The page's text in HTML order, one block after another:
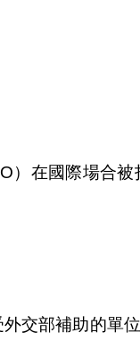
）在國際場合
交部補助的單